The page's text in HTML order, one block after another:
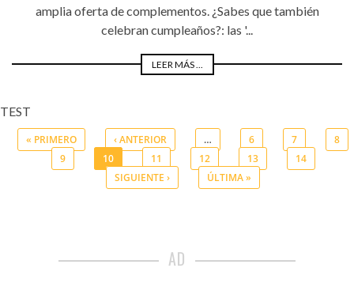
amplia oferta de complementos. ¿Sabes que también
celebran cumpleaños?: las '...
LEER MÁS ...
TEST
Páginas
« PRIMERO ‹ ANTERIOR … 6 7
8
9
10 11 12 13
14
SIGUIENTE ›
ÚLTIMA »
AD